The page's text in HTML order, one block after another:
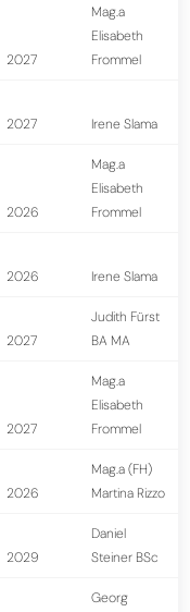
2027
Mag.a
Elisabeth
Frommel
2027 Irene Slama
2026
Mag.a
Elisabeth
Frommel
2026 Irene Slama
2027
Judith Fürst
BA MA
2027
Mag.a
Elisabeth
Frommel
2026
Mag.a (FH)
Martina Rizzo
2029
Daniel
Steiner BSc
Georg